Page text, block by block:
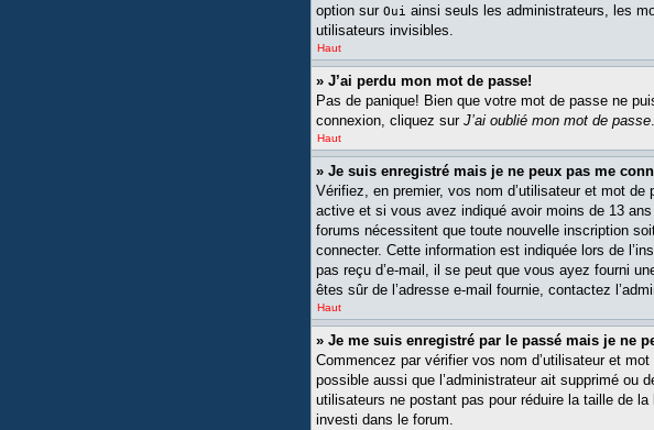
option sur Oui ainsi seuls les administrateurs, les
utilisateurs invisibles.
Haut
» J’ai perdu mon mot de passe!
Pas de panique! Bien que votre mot de passe ne
connexion, cliquez sur J’ai oublié mon mot de passe
Haut
» Je suis enregistré mais je ne peux pas me
Vérifiez, en premier, vos nom d’utilisateur et mot
active et si vous avez indiqué avoir moins de 13
forums nécessitent que toute nouvelle inscription
connecter. Cette information est indiquée lors de
pas reçu d’e-mail, il se peut que vous ayez fourni
êtes sûr de l’adresse e-mail fournie, contactez
Haut
» Je me suis enregistré par le passé mais je ne
Commencez par vérifier vos nom d’utilisateur et
possible aussi que l’administrateur ait supprimé ou
utilisateurs ne postant pas pour réduire la taille de
investi dans le forum.